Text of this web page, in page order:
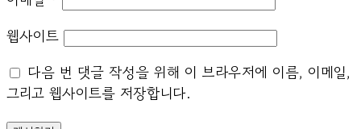
웹사이트
다음 번 댓글 작성을 위해 이 브라우저에 이름, 이메일,
그리고 웹사이트를 저장합니다.